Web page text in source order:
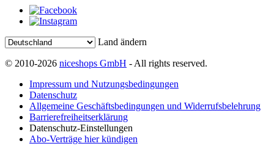
Land ändern
© 2010-2026 niceshops GmbH - All rights reserved.
Impressum und Nutzungsbedingungen
Datenschutz
Allgemeine Geschäftsbedingungen und Widerrufsbelehrung
Barrierefreiheitserklärung
Datenschutz-Einstellungen
Abo-Verträge hier kündigen